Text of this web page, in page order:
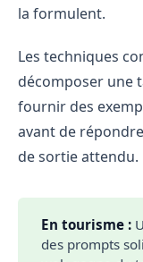
la formulent.
Les techniques
décomposer une
fournir des
avant de
de sortie attendu.
En tourisme :
des prompts